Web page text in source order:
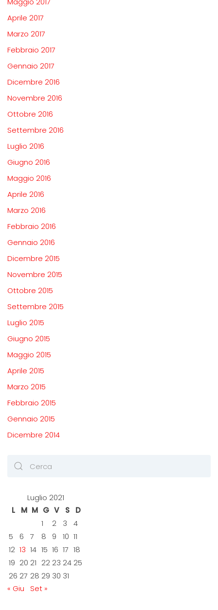
Aprile 2017
Marzo 2017
Febbraio 2017
Gennaio 2017
Dicembre 2016
Novembre 2016
Ottobre 2016
Settembre 2016
Luglio 2016
Giugno 2016
Maggio 2016
Aprile 2016
Marzo 2016
Febbraio 2016
Gennaio 2016
Dicembre 2015
Novembre 2015
Ottobre 2015
Settembre 2015
Luglio 2015
Giugno 2015
Maggio 2015
Aprile 2015
Marzo 2015
Febbraio 2015
Gennaio 2015
Dicembre 2014
Luglio 2021
L
M M G V S
D
1
2 3
4
5
6 7 8 9 10 11
12 13 14 15 16 17 18
19 20 21 22 23 24 25
26 27 28 29 30 31
« Giu
Set »